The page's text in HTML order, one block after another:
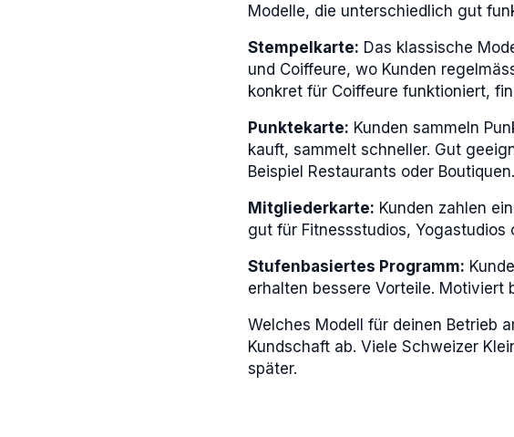
Modelle, die unterschiedlich gut
Stempelkarte: Das klassische
und Coiffeure, wo Kunden
konkret für Coiffeure funktioniert,
Punktekarte: Kunden sammeln
kauft, sammelt schneller. Gut
Beispiel Restaurants oder Boutiquen.
Mitgliederkarte: Kunden zahlen
gut für Fitnessstudios, Yogastudios
Stufenbasiertes Programm:
erhalten bessere Vorteile. Motiviert
Welches Modell für deinen Betrieb
Kundschaft ab. Viele Schweizer
später.